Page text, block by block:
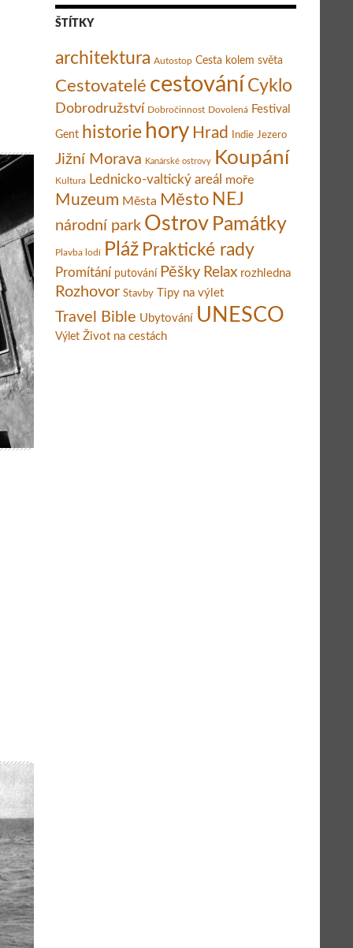
ŠTÍTKY
architektura Autostop Cesta kolem světa
Cestovatelé cestování Cyklo
Dobrodružství Dobročinnost Dovolená Festival
Gent historie hory Hrad Indie Jezero
Jižní Morava Kanárské ostrovy Koupání
Kultura Lednicko-valtický areál moře
Muzeum Města Město NEJ
národní park Ostrov Památky
Plavba lodí Pláž Praktické rady
Promítání putování Pěšky Relax rozhledna
Rozhovor Stavby Tipy na výlet
Travel Bible Ubytování UNESCO
Výlet Život na cestách